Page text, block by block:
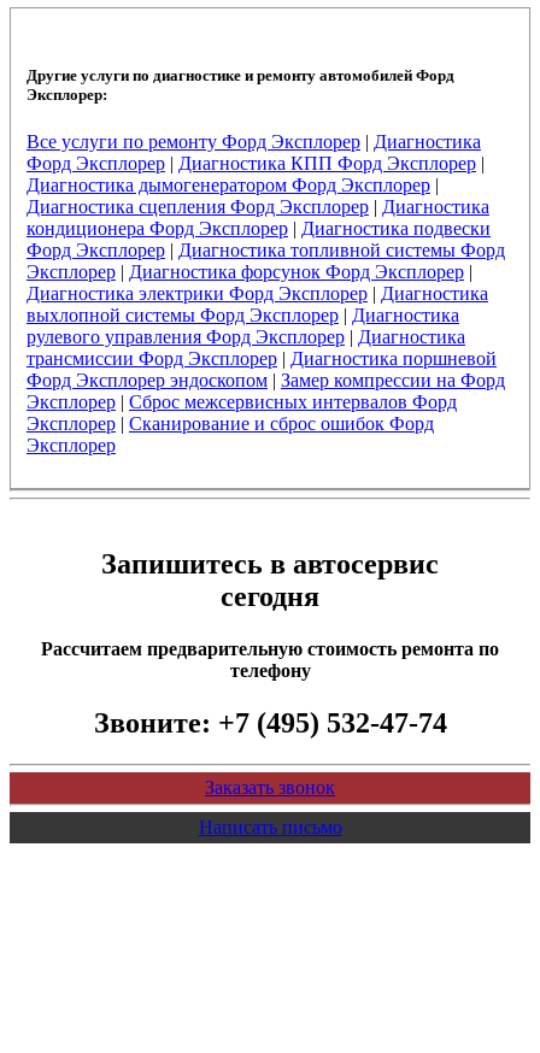
Другие услуги по диагностике и ремонту автомобилей Форд
Эксплорер:
Все услуги по ремонту Форд Эксплорер| Диагностика
Форд Эксплорер| Диагностика КПП Форд Эксплорер|
Диагностика дымогенератором Форд Эксплорер|
Диагностика сцепления Форд Эксплорер| Диагностика
кондиционера Форд Эксплорер| Диагностика подвески
Форд Эксплорер| Диагностика топливной системы Форд
Эксплорер| Диагностика форсунок Форд Эксплорер|
Диагностика электрики Форд Эксплорер| Диагностика
выхлопной системы Форд Эксплорер| Диагностика
рулевого управления Форд Эксплорер| Диагностика
трансмиссии Форд Эксплорер| Диагностика поршневой
Форд Эксплорер эндоскопом| Замер компрессии на Форд
Эксплорер| Сброс межсервисных интервалов Форд
Эксплорер| Сканирование и сброс ошибок Форд
Эксплорер
Запишитесь в автосервис
сегодня
Рассчитаем предварительную стоимость ремонта по
телефону
Звоните: +7 (495) 532-47-74
Заказать звонок
Написать письмо